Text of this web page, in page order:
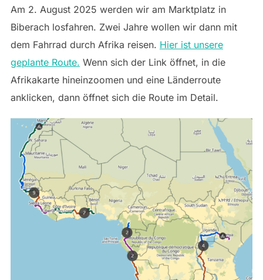
Am 2. August 2025 werden wir am Marktplatz in
Biberach losfahren. Zwei Jahre wollen wir dann mit
dem Fahrrad durch Afrika reisen. Hier ist unsere
geplante Route. Wenn sich der Link öffnet, in die
Afrikakarte hineinzoomen und eine Länderroute
anklicken, dann öffnet sich die Route im Detail.